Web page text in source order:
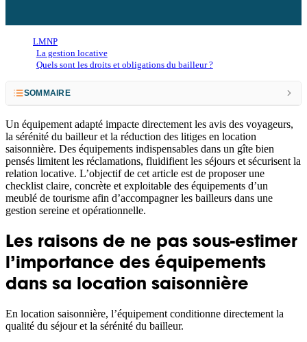
LMNP
La gestion locative
Quels sont les droits et obligations du bailleur ?
SOMMAIRE
Les raisons de ne pas sous-estimer l’importance des équipements dans sa location
saisonnière
Les équipements obligatoires vs équipements recommandés
La checklist des équipements indispensables par zone
Les équipements spécifiques pour gîte et meublé de tourisme
En résumé, louer sereinement un gîte commence par :
FAQ – Équipements gîte
Un équipement adapté impacte directement les avis des voyageurs,
la sérénité du bailleur et la réduction des litiges en location
saisonnière. Des équipements indispensables dans un gîte bien
pensés limitent les réclamations, fluidifient les séjours et sécurisent la
relation locative. L’objectif de cet article est de proposer une
checklist claire, concrète et exploitable des équipements d’un
meublé de tourisme afin d’accompagner les bailleurs dans une
gestion sereine et opérationnelle.
Les raisons de ne pas sous-estimer
l’importance des équipements
dans sa location saisonnière
En location saisonnière, l’équipement conditionne directement la
qualité du séjour et la sérénité du bailleur.